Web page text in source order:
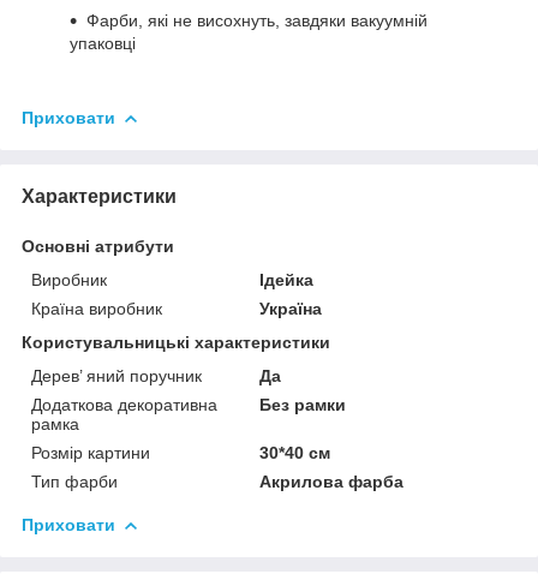
Фарби, які не висохнуть, завдяки вакуумній
упаковці
Приховати
Характеристики
Основні атрибути
Виробник
Ідейка
Країна виробник
Україна
Користувальницькі характеристики
Дерев’ яний поручник
Да
Додаткова декоративна
рамка
Без рамки
Розмір картини
30*40 см
Тип фарби
Акрилова фарба
Приховати